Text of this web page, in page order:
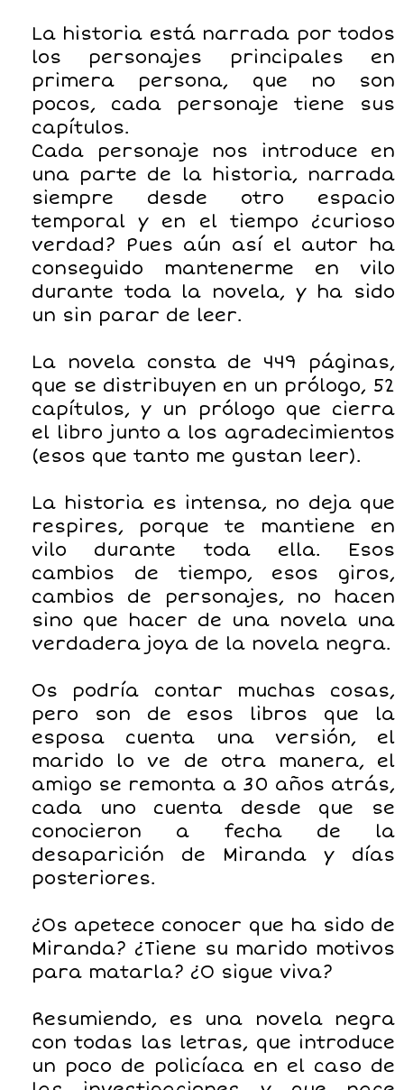
La historia está narrada por todos
los personajes principales en
primera persona, que no son
pocos, cada personaje tiene sus
capítulos.
Cada personaje nos introduce en
una parte de la historia, narrada
siempre desde otro espacio
temporal y en el tiempo ¿curioso
verdad? Pues aún así el autor ha
conseguido mantenerme en vilo
durante toda la novela, y ha sido
un sin parar de leer.
La novela consta de 449 páginas,
que se distribuyen en un prólogo, 52
capítulos, y un prólogo que cierra
el libro junto a los agradecimientos
(esos que tanto me gustan leer).
La historia es intensa, no deja que
respires, porque te mantiene en
vilo durante toda ella. Esos
cambios de tiempo, esos giros,
cambios de personajes, no hacen
sino que hacer de una novela una
verdadera joya de la novela negra.
Os podría contar muchas cosas,
pero son de esos libros que la
esposa cuenta una versión, el
marido lo ve de otra manera, el
amigo se remonta a 30 años atrás,
cada uno cuenta desde que se
conocieron a fecha de la
desaparición de Miranda y días
posteriores.
¿Os apetece conocer que ha sido de
Miranda? ¿Tiene su marido motivos
para matarla? ¿O sigue viva?
Resumiendo, es una novela negra
con todas las letras, que introduce
un poco de policíaca en el caso de